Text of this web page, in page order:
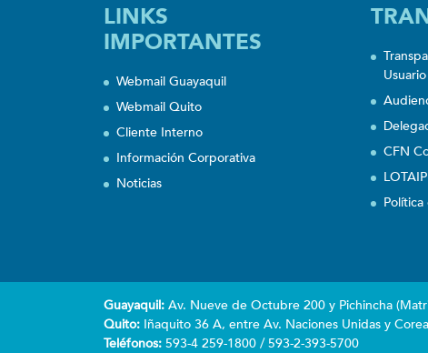
LINKS
IMPORTANTES
Webmail Guayaquil
Webmail Quito
Cliente Interno
Información Corporativa
Noticias
Usuario
CFN
LOTAIP
Guayaquil: Av. Nueve de Octubre 200 y Pichincha
Quito: Iñaquito 36 A, entre Av. Naciones Unidas y
Teléfonos: 593-4 259-1800 / 593-2-393-5700